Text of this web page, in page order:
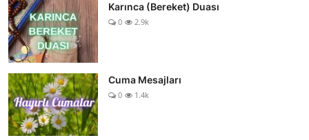
Karınca (Bereket) Duası
0 2.9k
Cuma Mesajları
0 1.4k